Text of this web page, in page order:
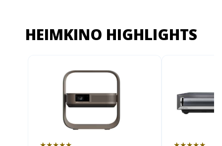
HEIMKINO HIGHLIGHTS